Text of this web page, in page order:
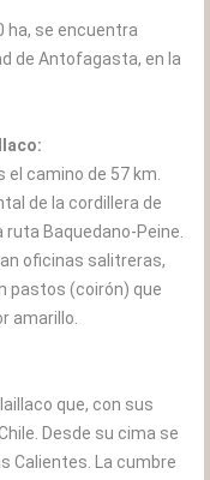
ha, se encuentra
de Antofagasta, en la
camino de 57 km.
de la cordillera de
ruta Baquedano-Peine.
oficinas salitreras,
pastos (coirón) que
amarillo.
que, con sus
Desde su cima se
Calientes. La cumbre